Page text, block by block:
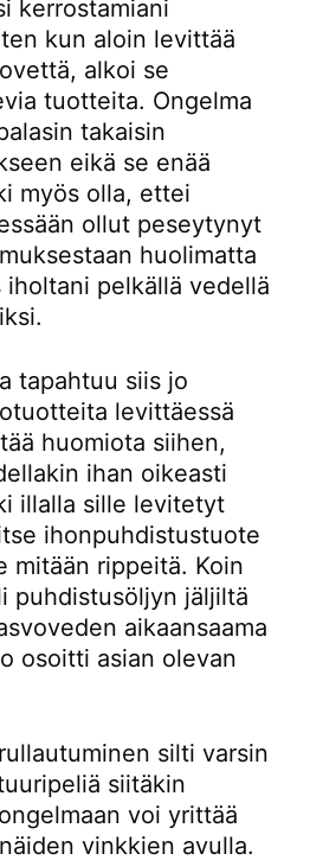
kerrostamiani
kun aloin levittää
alkoi se
tuotteita. Ongelma
takaisin
eikä se enää
myös olla, ettei
ollut peseytynyt
huolimatta
pelkällä vedellä
tapahtuu siis jo
levittäessä
huomiota siihen,
ihan oikeasti
illalla sille levitetyt
ihonpuhdistustuote
mitään rippeitä. Koin
puhdistusöljyn jäljiltä
aikaansaama
osoitti asian olevan
silti varsin
siitäkin
voi yrittää
vinkkien avulla.